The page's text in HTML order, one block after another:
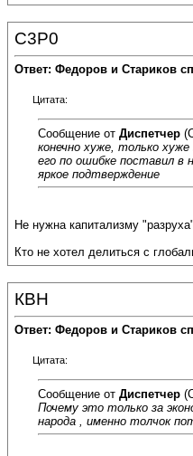
C3P0
Ответ: Федоров и Стариков
Цитата:
Сообщение от Диспетчер
конечно хуже, только
его по ошибке поставил
яркое подтверждение
Не нужна капитализму
Кто не хотел делиться с
КВН
Ответ: Федоров и Стариков
Цитата:
Сообщение от Диспетчер
Почему это только за
народа , именно толчок